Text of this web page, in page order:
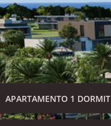
APARTAMENTO 1